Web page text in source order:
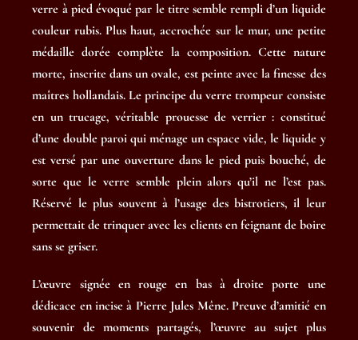
verre à pied évoqué par le titre semble rempli d’un liquide
couleur rubis. Plus haut, accrochée sur le mur, une petite
médaille dorée complète la composition. Cette nature
morte, inscrite dans un ovale, est peinte avec la finesse des
maîtres hollandais. Le principe du verre trompeur consiste
en un trucage, véritable prouesse de verrier : constitué
d’une double paroi qui ménage un espace vide, le liquide y
est versé par une ouverture dans le pied puis bouché, de
sorte que le verre semble plein alors qu’il ne l’est pas.
Réservé le plus souvent à l’usage des bistrotiers, il leur
permettait de trinquer avec les clients en feignant de boire
sans se griser.
L’œuvre signée en rouge en bas à droite porte une
dédicace en incise à Pierre Jules Mêne. Preuve d’amitié en
souvenir de moments partagés, l’œuvre au sujet plus